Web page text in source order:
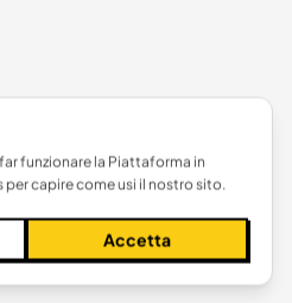
funzionare la Piattaforma in
capire come usi il nostro sito.
Accetta